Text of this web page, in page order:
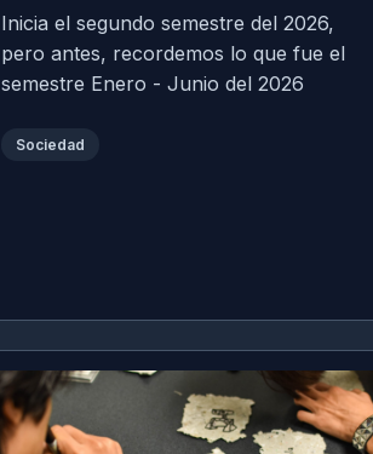
Inicia el segundo semestre del 2026,
pero antes, recordemos lo que fue el
semestre Enero - Junio del 2026
Sociedad